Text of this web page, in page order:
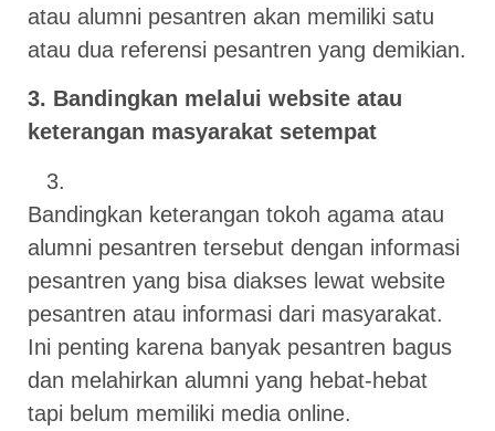
atau alumni pesantren akan memiliki satu
atau dua referensi pesantren yang demikian.
3. Bandingkan melalui website atau
keterangan masyarakat setempat
Bandingkan keterangan tokoh agama atau
alumni pesantren tersebut dengan informasi
pesantren yang bisa diakses lewat website
pesantren atau informasi dari masyarakat.
Ini penting karena banyak pesantren bagus
dan melahirkan alumni yang hebat-hebat
tapi belum memiliki media online.